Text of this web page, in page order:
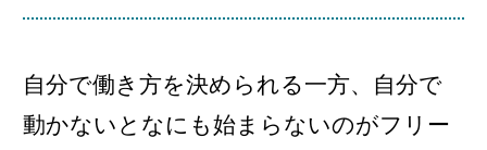
自分で働き方を決められる一方、自分で
動かないとなにも始まらないのがフリー